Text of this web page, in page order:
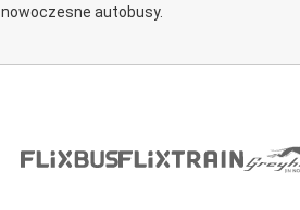
nowoczesne autobusy.